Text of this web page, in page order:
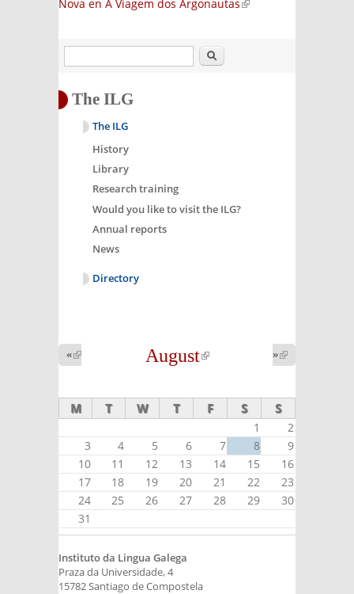
Nova en A Viagem dos Argonautas(link is
Search
The ILG
The ILG
History
Library
Research training
Would you like to visit the ILG?
Annual reports
News
Directory
August
(link is
«
external)
»
external)
M T W T F S S
1
2
3
4 5 6 7 8
9
10
11 12 13 14 15
16
17
18 19 20 21 22
23
24
25 26 27 28 29
30
31
Instituto da Lingua Galega
Praza da Universidade, 4
15782 Santiago de Compostela